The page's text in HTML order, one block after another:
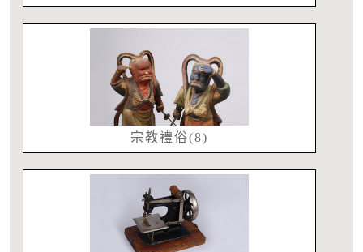
宗教禮俗(8)